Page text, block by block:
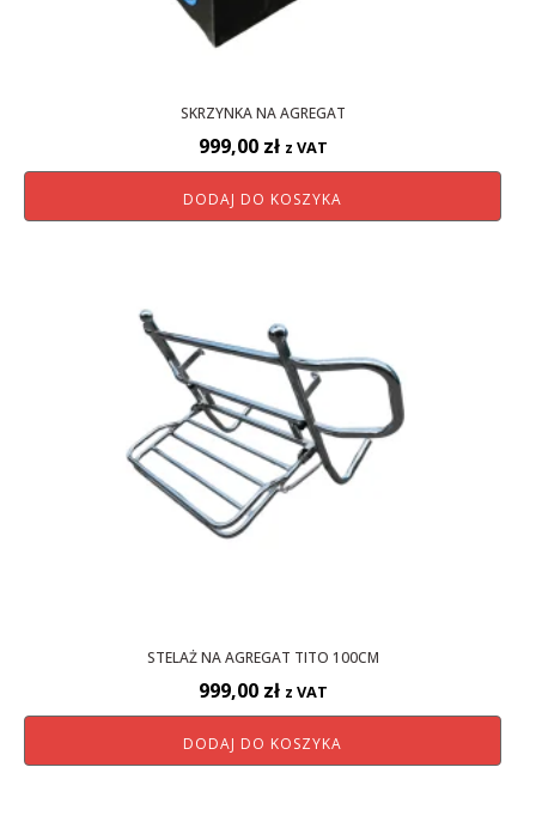
SKRZYNKA NA AGREGAT
999,00 zł z VAT
DODAJ DO KOSZYKA
STELAŻ NA AGREGAT TITO 100CM
999,00 zł z VAT
DODAJ DO KOSZYKA